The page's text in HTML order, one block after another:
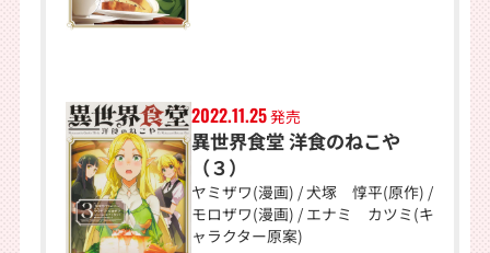
2022.11.25発売
異世界食堂 洋食のねこや
（３）
ヤミザワ(漫画) / 犬塚 惇平(原作) /
モロザワ(漫画) / エナミ カツミ(キ
ャラクター原案)